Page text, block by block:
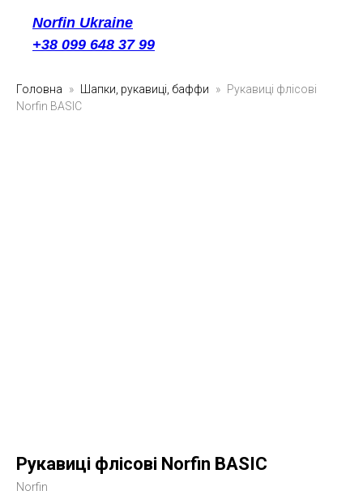
Norfin Ukraine
+38 099 648 37 99
Головна Шапки, рукавиці, баффи
Рукавиці флісові
Norfin BASIC
Рукавиці флісові Norfin BASIC
Norfin